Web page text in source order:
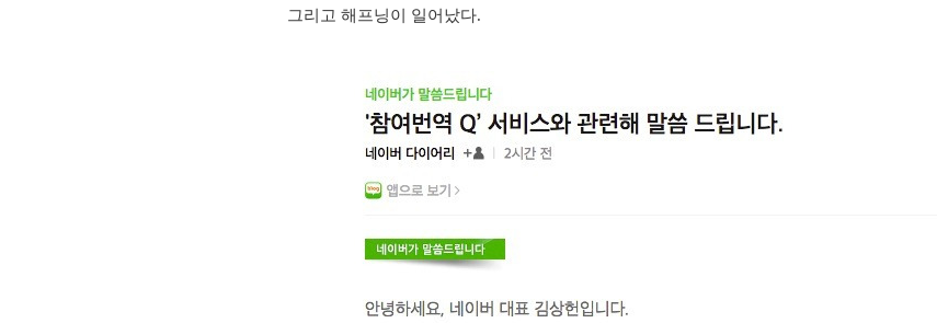
그리고 해프닝이 일어났다.